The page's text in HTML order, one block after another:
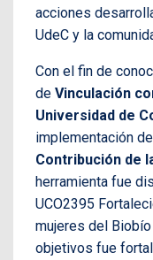
acciones
UdeC y la
Con el fin de
de Vinculación
Universidad de
implementación
Contribución de
herramienta fue
UCO2395
mujeres del
objetivos fue